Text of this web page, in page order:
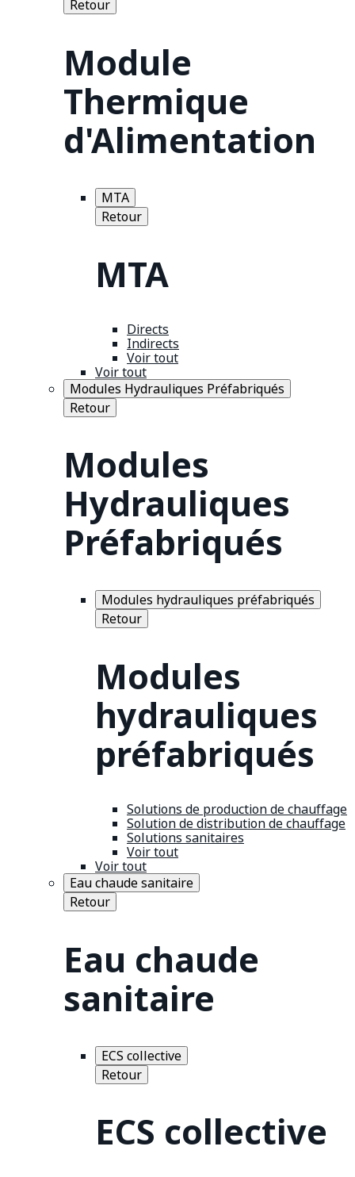
Retour
Module
Thermique
d'Alimentation
MTA
Retour
MTA
Directs
Indirects
Voir tout
Voir tout
Modules Hydrauliques Préfabriqués
Retour
Modules
Hydrauliques
Préfabriqués
Modules hydrauliques préfabriqués
Retour
Modules
hydrauliques
préfabriqués
Solutions de production de chauffage
Solution de distribution de chauffage
Solutions sanitaires
Voir tout
Voir tout
Eau chaude sanitaire
Retour
Eau chaude
sanitaire
ECS collective
Retour
ECS collective